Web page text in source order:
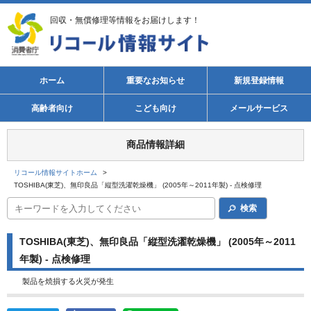
回収・無償修理等情報をお届けします！
ホーム 重要なお知らせ 新規登録情報
高齢者向け こども向け メールサービス
商品情報詳細
リコール情報サイトホーム
>
TOSHIBA(東芝)、無印良品「縦型洗濯乾燥機」 (2005年～2011年製) - 点検修理
検索
TOSHIBA(東芝)、無印良品「縦型洗濯乾燥機」 (2005年～2011
年製) - 点検修理
製品を焼損する火災が発生